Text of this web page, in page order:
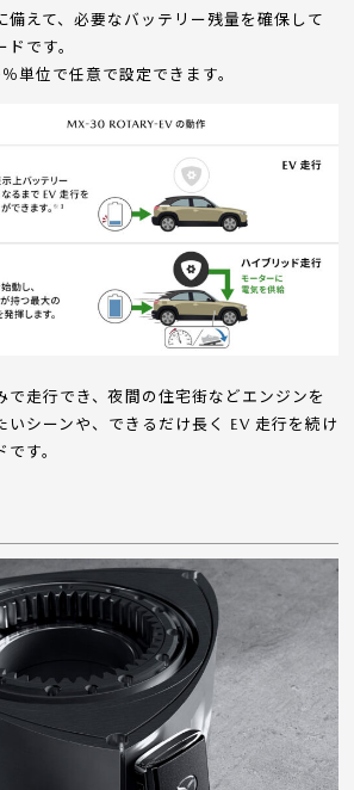
備えて、必要なバッテリー残量を確保して
です。
単位で任意で設定できます。
で走行でき、夜間の住宅街などエンジンを
いシーンや、できるだけ長く EV 走行を続け
す。